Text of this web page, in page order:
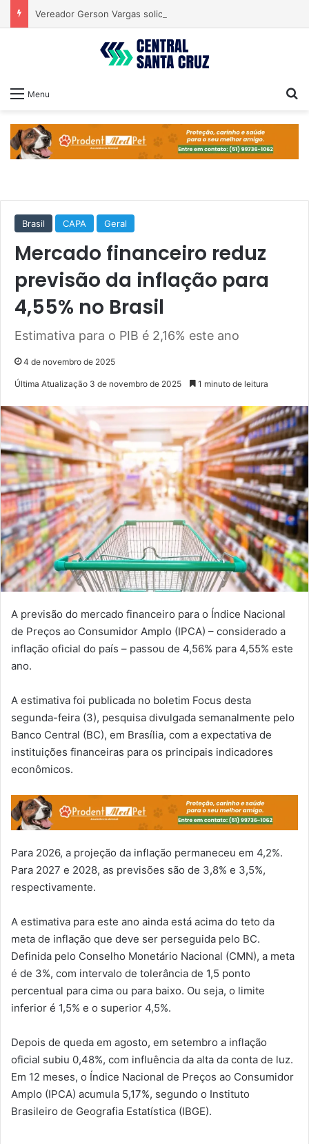
Menu
Brasil CAPA Geral
Mercado financeiro reduz
previsão da inflação para
4,55% no Brasil
Estimativa para o PIB é 2,16% este ano
4 de novembro de 2025
Última Atualização 3 de novembro de 2025 1 minuto de leitura
A previsão do mercado financeiro para o Índice Nacional
de Preços ao Consumidor Amplo (IPCA) – considerado a
inflação oficial do país – passou de 4,56% para 4,55% este
ano.
A estimativa foi publicada no boletim Focus desta
segunda-feira (3), pesquisa divulgada semanalmente pelo
Banco Central (BC), em Brasília, com a expectativa de
instituições financeiras para os principais indicadores
econômicos.
Para 2026, a projeção da inflação permaneceu em 4,2%.
Para 2027 e 2028, as previsões são de 3,8% e 3,5%,
respectivamente.
A estimativa para este ano ainda está acima do teto da
meta de inflação que deve ser perseguida pelo BC.
Definida pelo Conselho Monetário Nacional (CMN), a meta
é de 3%, com intervalo de tolerância de 1,5 ponto
percentual para cima ou para baixo. Ou seja, o limite
inferior é 1,5% e o superior 4,5%.
Depois de queda em agosto, em setembro a inflação
oficial subiu 0,48%, com influência da alta da conta de luz.
Em 12 meses, o Índice Nacional de Preços ao Consumidor
Amplo (IPCA) acumula 5,17%, segundo o Instituto
Brasileiro de Geografia Estatística (IBGE).